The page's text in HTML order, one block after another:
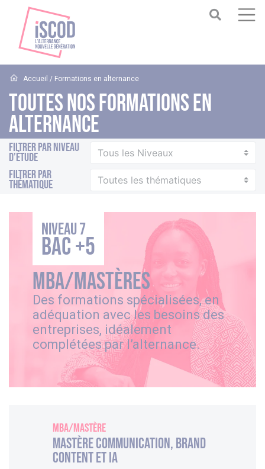
Accueil / Formations en alternance
TOUTES NOS FORMATIONS EN
ALTERNANCE
Filtrer par niveau
d’étude
Filtrer par
thématique
Niveau 7
BAC +5
MBA/Mastères
Des formations spécialisées, en
adéquation avec les besoins des
entreprises, idéalement
complétées par l’alternance.
MBA/Mastère
Mastère Communication, Brand
Content et IA